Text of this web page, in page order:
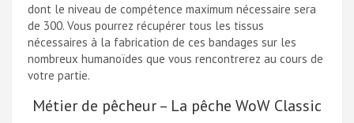
dont le niveau de compétence maximum nécessaire sera
de 300. Vous pourrez récupérer tous les tissus
nécessaires à la fabrication de ces bandages sur les
nombreux humanoïdes que vous rencontrerez au cours de
votre partie.
Métier de pêcheur – La pêche WoW Classic